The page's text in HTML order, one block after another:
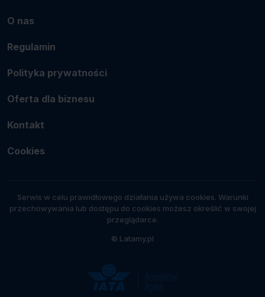
O nas
Regulamin
Polityka prywatności
Oferta dla biznesu
Kontakt
Cookies
Serwis w celu prawidłowego działania używa cookies. Warunki
przechowywania lub dostępu do cookies możesz określić w swojej
przeglądarce.
© Latamy.pl